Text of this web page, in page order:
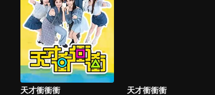
天才衝衝衝 天才衝衝衝